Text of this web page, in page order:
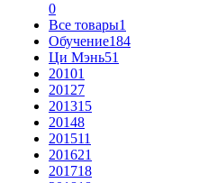
0
Все товары1
Обучение184
Ци Мэнь51
20101
20127
201315
20148
201511
201621
201718